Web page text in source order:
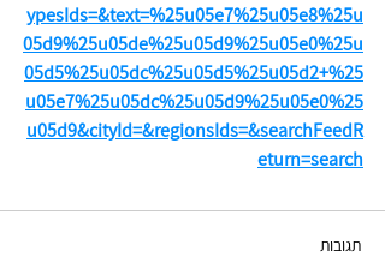
ypesIds=&text=%25u05e7%25u05e8%25u
05d9%25u05de%25u05d9%25u05e0%25u
05d5%25u05dc%25u05d5%25u05d2+%25
u05e7%25u05dc%25u05d9%25u05e0%25
u05d9&cityId=&regionsIds=&searchFeedR
eturn=search
תגובות